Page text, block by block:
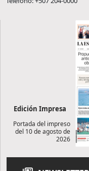
Edición Impresa
Portada del impreso
del 10 de agosto de
2026